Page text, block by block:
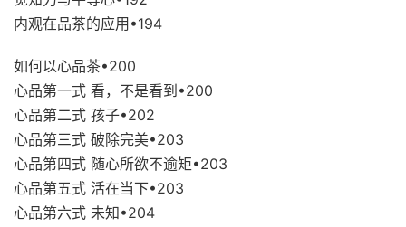
内观在品茶的应用•194
如何以心品茶•200
心品第一式 看，不是看到•200
心品第二式 孩子•202
心品第三式 破除完美•203
心品第四式 随心所欲不逾矩•203
心品第五式 活在当下•203
心品第六式 未知•204